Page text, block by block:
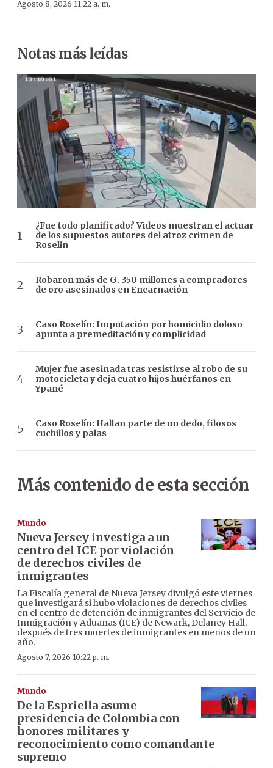
Agosto 8, 2026 11:22 a. m.
Notas más leídas
¿Fue todo planificado? Videos muestran el actuar
de los supuestos autores del atroz crimen de
Roselin
Robaron más de G. 350 millones a compradores
de oro asesinados en Encarnación
Caso Roselín: Imputación por homicidio doloso
apunta a premeditación y complicidad
Mujer fue asesinada tras resistirse al robo de su
motocicleta y deja cuatro hijos huérfanos en
Ypané
Caso Roselín: Hallan parte de un dedo, filosos
cuchillos y palas
Más contenido de esta sección
Mundo
Nueva Jersey investiga a un
centro del ICE por violación
de derechos civiles de
inmigrantes
La Fiscalía general de Nueva Jersey divulgó este viernes
que investigará si hubo violaciones de derechos civiles
en el centro de detención de inmigrantes del Servicio de
Inmigración y Aduanas (ICE) de Newark, Delaney Hall,
después de tres muertes de inmigrantes en menos de un
año.
Agosto 7, 2026 10:22 p. m.
Mundo
De la Espriella asume
presidencia de Colombia con
honores militares y
reconocimiento como comandante
supremo